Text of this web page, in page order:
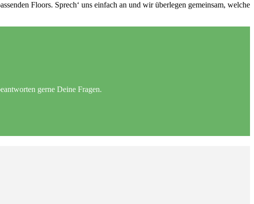
Floors. Sprech‘ uns einfach an und wir überlegen gemeinsam, welche
gerne Deine Fragen.